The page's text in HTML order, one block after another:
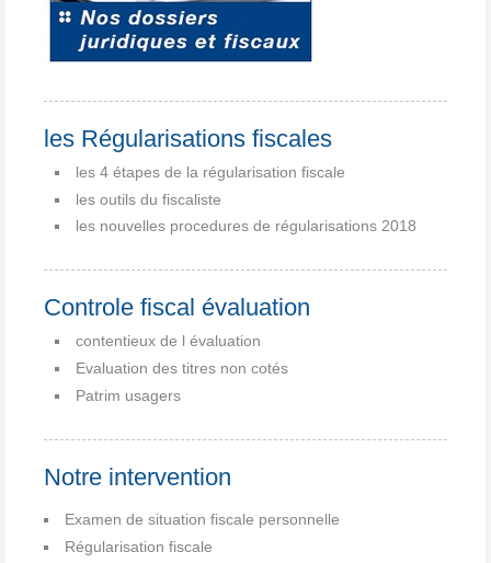
les Régularisations fiscales
les 4 étapes de la régularisation fiscale
les outils du fiscaliste
les nouvelles procedures de régularisations 2018
Controle fiscal évaluation
contentieux de l évaluation
Evaluation des titres non cotés
Patrim usagers
Notre intervention
Examen de situation fiscale personnelle
Régularisation fiscale